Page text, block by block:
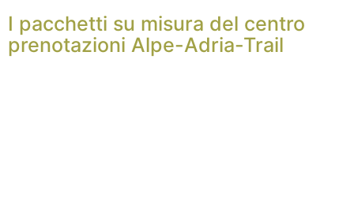
I pacchetti su misura del centro
prenotazioni Alpe-Adria-Trail